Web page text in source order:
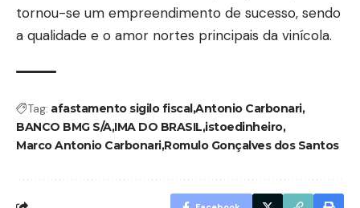
tornou-se um empreendimento de sucesso, sendo
a qualidade e o amor nortes principais da vinícola.
Tag: afastamento sigilo fiscalAntonio Carbonari
BANCO BMG S/AIMA DO BRASIL istoedinheiro
Marco Antonio CarbonariRomulo Gonçalves dos Santos